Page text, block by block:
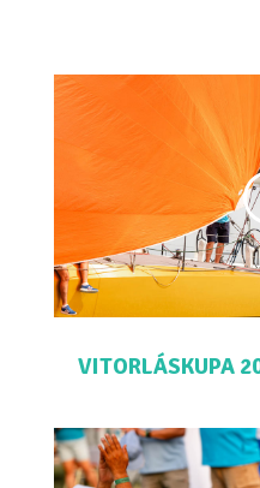
VITORLÁSKUPA